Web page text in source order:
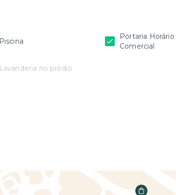
Piscina
Portaria Horário
Comercial
Lavanderia no prédio